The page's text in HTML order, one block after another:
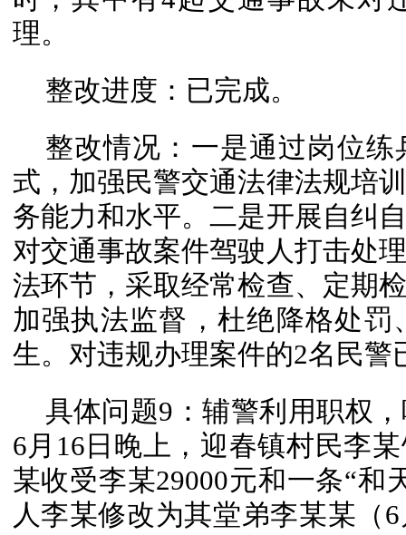
理。
整改进度：已完成。
整改情况：一是通过岗位
式，加强民警交通法律法规培
务能力和水平。二是开展自纠
对交通事故案件驾驶人打击处
法环节，采取经常检查、定期
加强执法监督，杜绝降格处
生。对违规办理案件的2名民警
具体问题9：辅警利用职权
6月16日晚上，迎春镇村民李
某收受李某29000元和一条“和
人李某修改为其堂弟李某某（